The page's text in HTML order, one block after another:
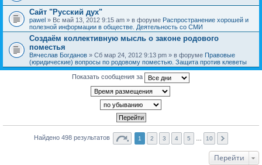
Сайт "Русский дух"
pawel » Вс май 13, 2012 9:15 am » в форуме Распространение хорошей и
полезной информации в обществе. Деятельность со СМИ
Создаём коллективную мысль о законе родового
поместья
Вячеслав Богданов » Сб мар 24, 2012 9:13 pm » в форуме Правовые
(юридические) вопросы по родовому поместью. Защита против клеветы
Показать сообщения за
Найдено 498 результатов 1 2 3 4 5 10
Перейти